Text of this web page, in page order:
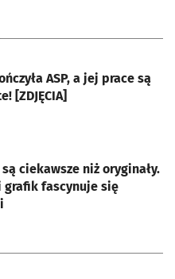
ASP, a jej prace są
[ZDJĘCIA]
ciekawsze niż oryginały.
grafik fascynuje się